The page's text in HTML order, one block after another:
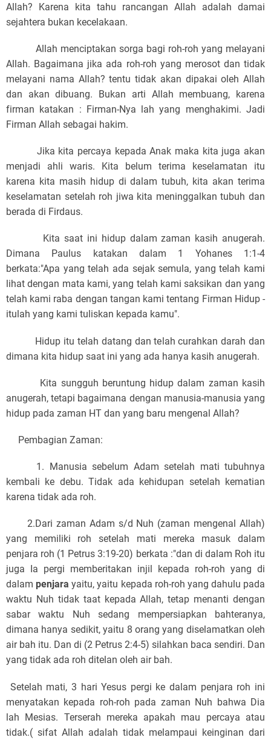
Allah? Karena kita tahu rancangan Allah adalah damai
sejahtera bukan kecelakaan.
Allah menciptakan sorga bagi roh-roh yang melayani
Allah. Bagaimana jika ada roh-roh yang merosot dan tidak
melayani nama Allah? tentu tidak akan dipakai oleh Allah
dan akan dibuang. Bukan arti Allah membuang, karena
firman katakan : Firman-Nya lah yang menghakimi. Jadi
Firman Allah sebagai hakim.
Jika kita percaya kepada Anak maka kita juga akan
menjadi ahli waris. Kita belum terima keselamatan itu
karena kita masih hidup di dalam tubuh, kita akan terima
keselamatan setelah roh jiwa kita meninggalkan tubuh dan
berada di Firdaus.
Kita saat ini hidup dalam zaman kasih anugerah.
Dimana Paulus katakan dalam 1 Yohanes 1:1-4
berkata:"Apa yang telah ada sejak semula, yang telah kami
lihat dengan mata kami, yang telah kami saksikan dan yang
telah kami raba dengan tangan kami tentang Firman Hidup -
itulah yang kami tuliskan kepada kamu".
Hidup itu telah datang dan telah curahkan darah dan
dimana kita hidup saat ini yang ada hanya kasih anugerah.
Kita sungguh beruntung hidup dalam zaman kasih
anugerah, tetapi bagaimana dengan manusia-manusia yang
hidup pada zaman HT dan yang baru mengenal Allah?
Pembagian Zaman:
1. Manusia sebelum Adam setelah mati tubuhnya
kembali ke debu. Tidak ada kehidupan setelah kematian
karena tidak ada roh.
2.Dari zaman Adam s/d Nuh (zaman mengenal Allah)
yang memiliki roh setelah mati mereka masuk dalam
penjara roh (1 Petrus 3:19-20) berkata :"dan di dalam Roh itu
juga Ia pergi memberitakan injil kepada roh-roh yang di
dalampenjara yaitu, yaitu kepada roh-roh yang dahulu pada
waktu Nuh tidak taat kepada Allah, tetap menanti dengan
sabar waktu Nuh sedang mempersiapkan bahteranya,
dimana hanya sedikit, yaitu 8 orang yang diselamatkan oleh
air bah itu. Dan di (2 Petrus 2:4-5) silahkan baca sendiri. Dan
yang tidak ada roh ditelan oleh air bah.
Setelah mati, 3 hari Yesus pergi ke dalam penjara roh ini
menyatakan kepada roh-roh pada zaman Nuh bahwa Dia
lah Mesias. Terserah mereka apakah mau percaya atau
tidak.( sifat Allah adalah tidak melampaui keinginan dari